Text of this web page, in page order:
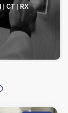
CT | RX